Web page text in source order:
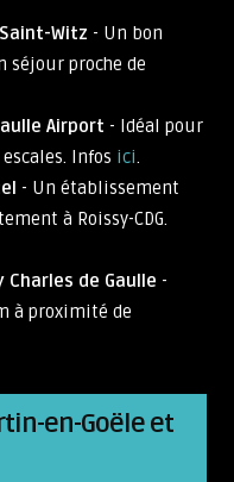
Witz - Un bon
proche de
Airport - Idéal pour
Infos ici.
- Un établissement
à Roissy-CDG.
Charles de Gaulle -
à proximité de
en-Goële et